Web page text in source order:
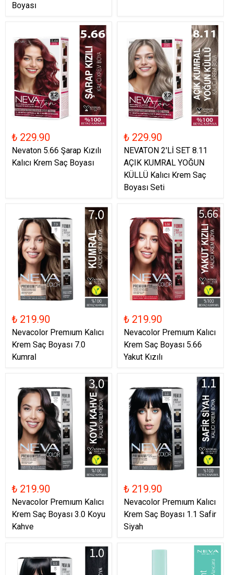
Boyası
₺ 229.90
Nevaton 5.66 Şarap Kızılı
Kalıcı Krem Saç Boyası
₺ 229.90
NEVATON 2'Lİ SET 8.11
AÇIK KUMRAL YOĞUN
KÜLLÜ Kalıcı Krem Saç
Boyası Seti
₺ 219.90
Nevacolor Premıum Kalıcı
Krem Saç Boyası 7.0
Kumral
₺ 219.90
Nevacolor Premıum Kalıcı
Krem Saç Boyası 5.66
Yakut Kızılı
₺ 219.90
Nevacolor Premıum Kalıcı
Krem Saç Boyası 3.0 Koyu
Kahve
₺ 219.90
Nevacolor Premıum Kalıcı
Krem Saç Boyası 1.1 Safir
Siyah